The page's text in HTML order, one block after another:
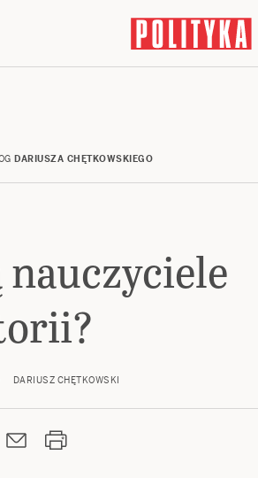
DARIUSZA CHĘTKOWSKIEGO
nauczyciele
DARIUSZ CHĘTKOWSKI